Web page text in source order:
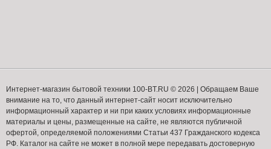
Интернет-магазин бытовой техники 100-BT.RU © 2026 | Обращаем Ваше
внимание на то, что данный интернет-сайт носит исключительно
информационный характер и ни при каких условиях информационные
материалы и цены, размещенные на сайте, не являются публичной
офертой, определяемой положениями Статьи 437 Гражданского кодекса
РФ. Каталог на сайте не может в полной мере передавать достоверную